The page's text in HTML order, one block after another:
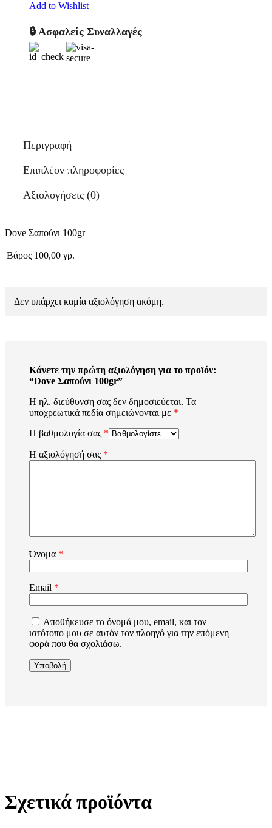
Add to Wishlist
🔒 Ασφαλείς Συναλλαγές
Περιγραφή
Επιπλέον πληροφορίες
Αξιολογήσεις (0)
Dove Σαπούνι 100gr
Βάρος 100,00 γρ.
Δεν υπάρχει καμία αξιολόγηση ακόμη.
Κάνετε την πρώτη αξιολόγηση για το προϊόν:
“Dove Σαπούνι 100gr”
Η ηλ. διεύθυνση σας δεν δημοσιεύεται. Τα
υποχρεωτικά πεδία σημειώνονται με *
Η βαθμολογία σας *
Η αξιολόγησή σας *
Όνομα *
Email *
Αποθήκευσε το όνομά μου, email, και τον
ιστότοπο μου σε αυτόν τον πλοηγό για την επόμενη
φορά που θα σχολιάσω.
Σχετικά προϊόντα